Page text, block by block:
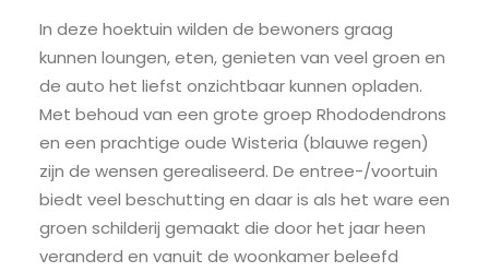
In deze hoektuin wilden de bewoners graag
kunnen loungen, eten, genieten van veel groen en
de auto het liefst onzichtbaar kunnen opladen.
Met behoud van een grote groep Rhododendrons
en een prachtige oude Wisteria (blauwe regen)
zijn de wensen gerealiseerd. De entree-/voortuin
biedt veel beschutting en daar is als het ware een
groen schilderij gemaakt die door het jaar heen
veranderd en vanuit de woonkamer beleefd